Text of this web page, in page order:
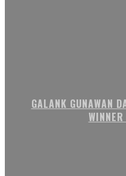
GALANK GUNAWAN